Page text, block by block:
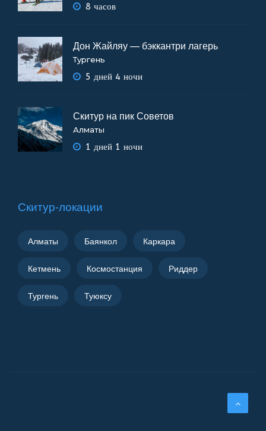
8 часов
Дон Жайляу — бэккантри лагерь
Тургень
5 дней 4 ночи
Скитур на пик Советов
Алматы
1 дней 1 ночи
Скитур-локации
Алматы Баянкол Каркара
Кетмень Космостанция Риддер
Тургень Туюксу